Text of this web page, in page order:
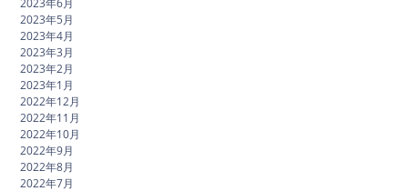
2023年6月
2023年5月
2023年4月
2023年3月
2023年2月
2023年1月
2022年12月
2022年11月
2022年10月
2022年9月
2022年8月
2022年7月